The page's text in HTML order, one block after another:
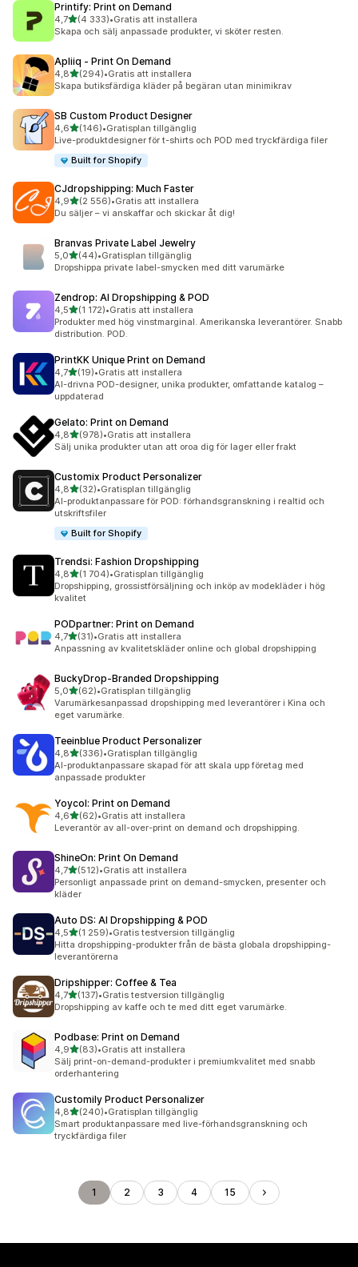
Printify: Print on Demand
4,7av 5 stjärnor
(4 333)
4333 recensioner totalt
•Gratis att installera
Skapa och sälj anpassade produkter, vi sköter resten.
Apliiq ‑ Print On Demand
4,8av 5 stjärnor
(294)
294 recensioner totalt
•Gratis att installera
Skapa butiksfärdiga kläder på begäran utan minimikrav
SB Custom Product Designer
4,6av 5 stjärnor
(146)
146 recensioner totalt
•Gratisplan tillgänglig
Live-produktdesigner för t-shirts och POD med tryckfärdiga filer
Built for Shopify
CJdropshipping: Much Faster
4,9av 5 stjärnor
(2 556)
2556 recensioner totalt
•Gratis att installera
Du säljer – vi anskaffar och skickar åt dig!
Branvas Private Label Jewelry
5,0av 5 stjärnor
(44)
44 recensioner totalt
•Gratisplan tillgänglig
Dropshippa private label-smycken med ditt varumärke
Zendrop: AI Dropshipping & POD
4,5av 5 stjärnor
(1 172)
1172 recensioner totalt
•Gratis att installera
Produkter med hög vinstmarginal. Amerikanska leverantörer. Snabb
distribution. POD.
PrintKK Unique Print on Demand
4,7av 5 stjärnor
(19)
19 recensioner totalt
•Gratis att installera
AI-drivna POD-designer, unika produkter, omfattande katalog –
uppdaterad
Gelato: Print on Demand
4,8av 5 stjärnor
(978)
978 recensioner totalt
•Gratis att installera
Sälj unika produkter utan att oroa dig för lager eller frakt
Customix Product Personalizer
4,8av 5 stjärnor
(32)
32 recensioner totalt
•Gratisplan tillgänglig
AI-produktanpassare för POD: förhandsgranskning i realtid och
utskriftsfiler
Built for Shopify
Trendsi: Fashion Dropshipping
4,8av 5 stjärnor
(1 704)
1704 recensioner totalt
•Gratisplan tillgänglig
Dropshipping, grossistförsäljning och inköp av modekläder i hög
kvalitet
PODpartner: Print on Demand
4,7av 5 stjärnor
(31)
31 recensioner totalt
•Gratis att installera
Anpassning av kvalitetskläder online och global dropshipping
BuckyDrop‑Branded Dropshipping
5,0av 5 stjärnor
(62)
62 recensioner totalt
•Gratisplan tillgänglig
Varumärkesanpassad dropshipping med leverantörer i Kina och
eget varumärke.
Teeinblue Product Personalizer
4,8av 5 stjärnor
(336)
336 recensioner totalt
•Gratisplan tillgänglig
AI-produktanpassare skapad för att skala upp företag med
anpassade produkter
Yoycol: Print on Demand
4,6av 5 stjärnor
(62)
62 recensioner totalt
•Gratis att installera
Leverantör av all-over-print on demand och dropshipping.
ShineOn: Print On Demand
4,7av 5 stjärnor
(512)
512 recensioner totalt
•Gratis att installera
Personligt anpassade print on demand-smycken, presenter och
kläder
Auto DS: AI Dropshipping & POD
4,5av 5 stjärnor
(1 259)
1259 recensioner totalt
•Gratis testversion tillgänglig
Hitta dropshipping-produkter från de bästa globala dropshipping-
leverantörerna
Dripshipper: Coffee & Tea
4,7av 5 stjärnor
(137)
137 recensioner totalt
•Gratis testversion tillgänglig
Dropshipping av kaffe och te med ditt eget varumärke.
Podbase: Print on Demand
4,9av 5 stjärnor
(83)
83 recensioner totalt
•Gratis att installera
Sälj print-on-demand-produkter i premiumkvalitet med snabb
orderhantering
Customily Product Personalizer
4,8av 5 stjärnor
(240)
240 recensioner totalt
•Gratisplan tillgänglig
Smart produktanpassare med live-förhandsgranskning och
tryckfärdiga filer
1 2 3 4 15